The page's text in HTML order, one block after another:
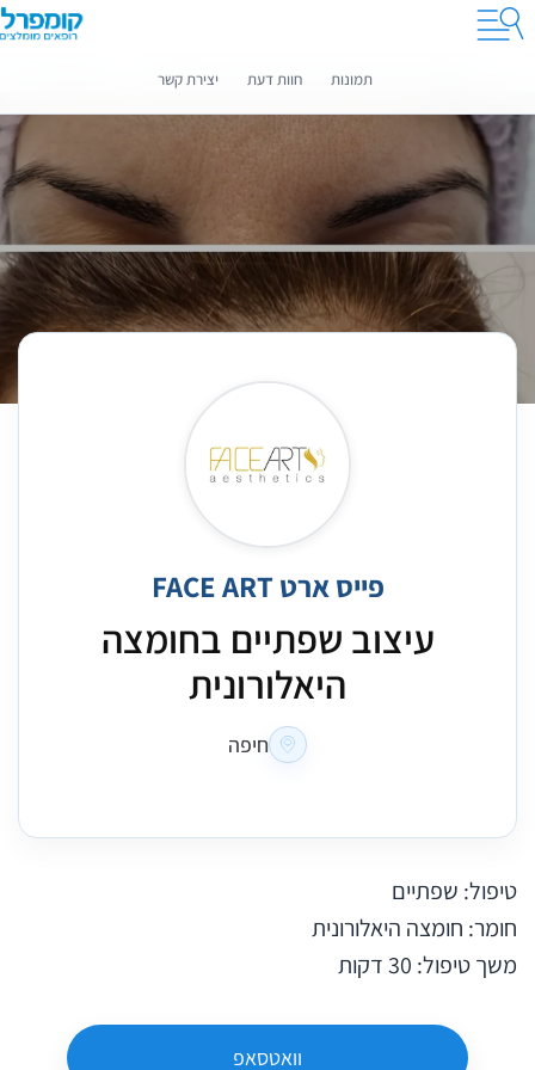
קומפרלי מסייעת לך לבחור רופאים מומלצים
תמונות חוות דעת יצירת קשר
פייס ארט FACE ART
עיצוב שפתיים בחומצה
היאלורונית
חיפה
טיפול: שפתיים
חומר: חומצה היאלורונית
משך טיפול: 30 דקות
וואטסאפ